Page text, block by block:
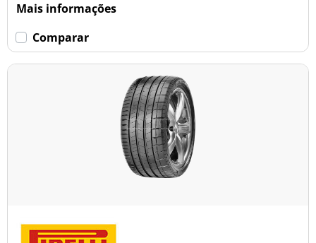
Mais informações
Comparar